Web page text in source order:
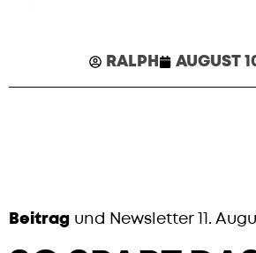
RALPH AUGUST
Beitrag und Newsletter 11.